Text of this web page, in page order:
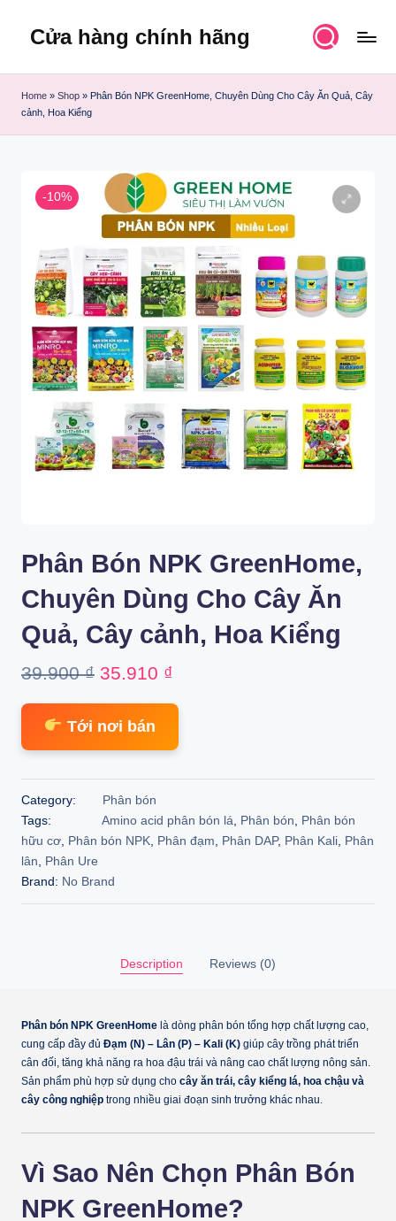
Cửa hàng chính hãng
Home » Shop » Phân Bón NPK GreenHome, Chuyên Dùng Cho Cây Ăn Quả, Cây
cảnh, Hoa Kiểng
-10%
Phân Bón NPK GreenHome,
Chuyên Dùng Cho Cây Ăn
Quả, Cây cảnh, Hoa Kiểng
39.900₫ Original
price
was:
35.910 ₫
price
Tới nơi bán
Category:
Phân bón
Tags:
Amino acid phân bón lá, Phân bón, Phân bón
hữu cơ, Phân bón NPK, Phân đạm, Phân DAP, Phân Kali, Phân
lân, Phân Ure
Brand: No Brand
Description Reviews (0)
Phân bón NPK GreenHome là dòng phân bón tổng hợp chất lượng cao,
cung cấp đầy đủ Đạm (N) – Lân (P) – Kali (K) giúp cây trồng phát triển
cân đối, tăng khả năng ra hoa đậu trái và nâng cao chất lượng nông sản.
Sản phẩm phù hợp sử dụng cho cây ăn trái, cây kiểng lá, hoa chậu và
cây công nghiệp trong nhiều giai đoạn sinh trưởng khác nhau.
Vì Sao Nên Chọn Phân Bón
NPK GreenHome?